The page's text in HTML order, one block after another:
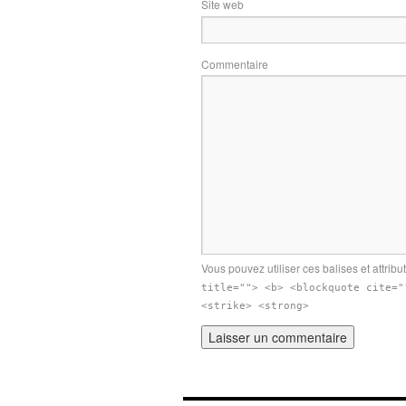
Site web
Commentaire
Vous pouvez utiliser ces balises et
title=""> <b> <blockquote
<strike> <strong>